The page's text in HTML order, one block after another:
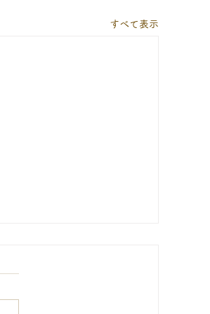
すべて表示
たします。暦通りに10日